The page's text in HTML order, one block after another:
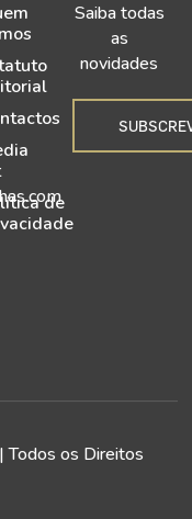
de
Saiba todas
as
novidades
Todos os Direitos